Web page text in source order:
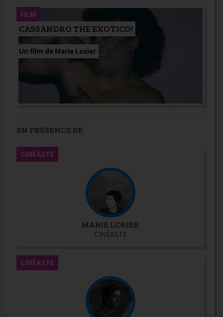
CASSANDRO THE EXOTICO!
Un film de Marie Losier
FILM
EN PRÉSENCE DE
MARIE LOSIER
CINÉASTE
CINÉASTE
CINÉASTE